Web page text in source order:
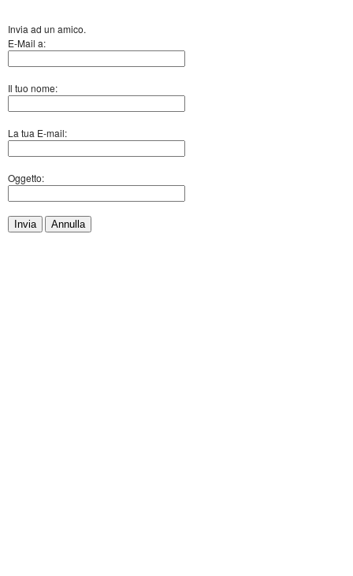
Invia ad un amico.
E-Mail a:
Il tuo nome:
La tua E-mail:
Oggetto:
Invia Annulla